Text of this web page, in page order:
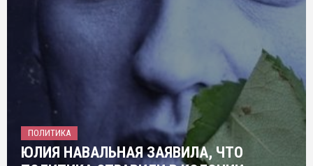
ПОЛИТИКА
ЮЛИЯ НАВАЛЬНАЯ ЗАЯВИЛА, ЧТО